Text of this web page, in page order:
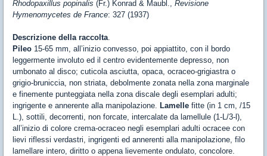
Rhodopaxillus popinalis (Fr.) Konrad & Maubl., Revisione
Hymenomycetes de France: 327 (1937)
Descrizione della raccolta.
Pileo 15-65 mm, all’inizio convesso, poi appiattito, con il bordo
leggermente involuto ed il centro evidentemente depresso, non
umbonato al disco; cuticola asciutta, opaca, ocraceo-grigiastra o
grigio-bruniccia, non striata, debolmente zonata nella zona marginale
e finemente punteggiata nella zona discale degli esemplari adulti;
ingrigente e annerente alla manipolazione. Lamelle fitte (in 1 cm, /15
L.), sottili, decorrenti, non forcate, intercalate da lamellule (1-L/3-l),
all’inizio di colore crema-ocraceo negli esemplari adulti ocracee con
lievi riflessi verdastri, ingrigenti ed annerenti alla manipolazione, filo
lamellare intero, diritto o appena lievemente ondulato, concolore.